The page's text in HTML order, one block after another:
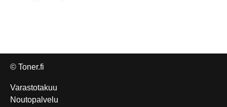
© Toner.fi
Varastotakuu
Noutopalvelu